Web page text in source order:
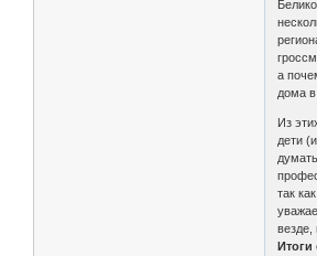
а
дома
Из
дети
так
везде,
Итоги